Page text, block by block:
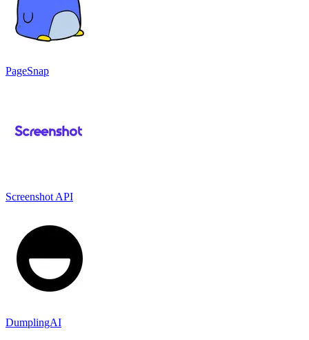
PageSnap
Screenshot API
DumplingAI